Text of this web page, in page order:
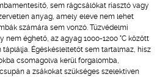
sem rágcsálókat riasztó vagy
anyag, amely eleve nem lehet
számára sem vonzó. Tűzvédelmi
nem éghető, az agyag 1000-1200 °C között
Égéskésleltetőt sem tartalmaz, hisz
csomagolva kerül forgalomba,
a zsákokat szükséges szelektíven